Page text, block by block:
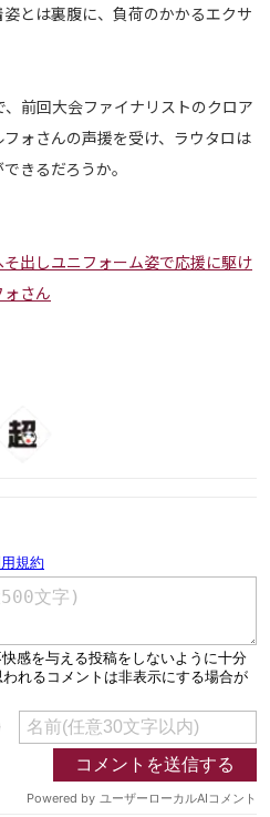
とは裏腹に、負荷のかかるエクサ
前回大会ファイナリストのクロア
ォさんの声援を受け、ラウタロは
きるだろうか。
そ出しユニフォーム姿で応援に駆け
さん